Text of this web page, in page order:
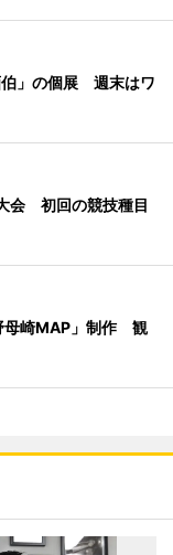
伯」の個展 週末はワ
会 初回の競技種目
母崎MAP」制作 観